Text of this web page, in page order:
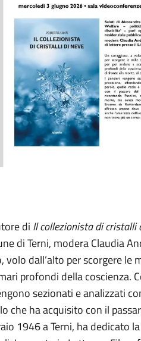
di Il collezionista di cristalli
di Terni, modera Claudia
dall’alto per scorgere le
profondi della coscienza.
sezionati e analizzati
che ha acquisito con il
1946 a Terni, ha dedicato